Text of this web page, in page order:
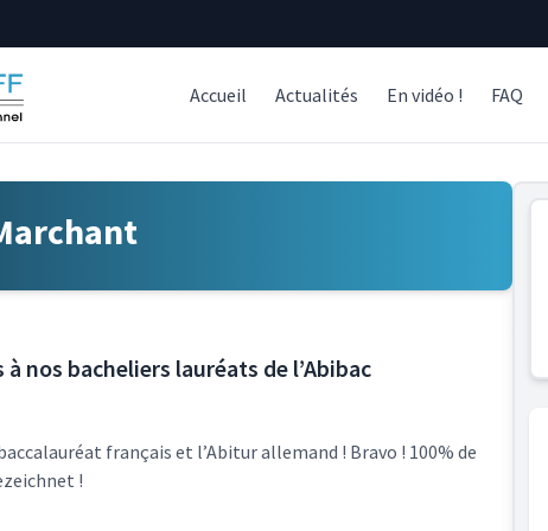
Accueil Actualités En vidéo ! FAQ
nos bacheliers lauréats de l’Abibac
français et l’Abitur allemand ! Bravo ! 100% de
!